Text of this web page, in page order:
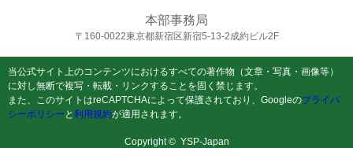
本部事務局
〒160-0022東京都新宿区新宿5-13-2成約ビル2F
当公式サイト上のコンテンツにおけるすべての著作物（文章・写真・画像等）
に対し無断で複写・転載・リンクすることを固く禁じます。
また、このサイトはreCAPTCHAによって保護されており、Googleのプライバ
シーポリシー と 利用規約が適用されます。
Copyright © YSP-Japan